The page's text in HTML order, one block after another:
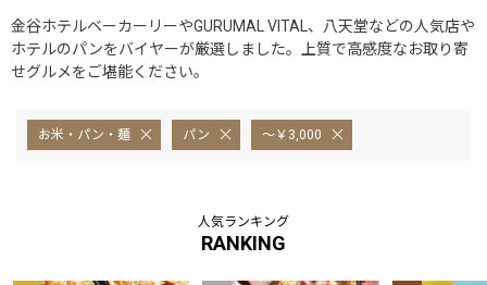
金谷ホテルベーカーリーやGURUMAL VITAL、八天堂などの人気店や
ホテルのパンをバイヤーが厳選しました。上質で高感度なお取り寄
せグルメをご堪能ください。
お米・パン・麺 パン ～￥3,000
人気ランキング
RANKING